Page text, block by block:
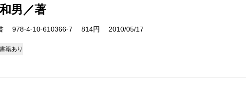
男／著
978-4-10-610366-7 814円 2010/05/17
籍あり